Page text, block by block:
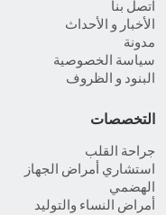
اتصل بنا
الأخبار و الأحداث
مدونة
سياسة الخصوصية
البنود و الظروف
التخصصات
جراحة القلب
استشاري أمراض الجهاز
الهضمي
أمراض النساء والتوليد